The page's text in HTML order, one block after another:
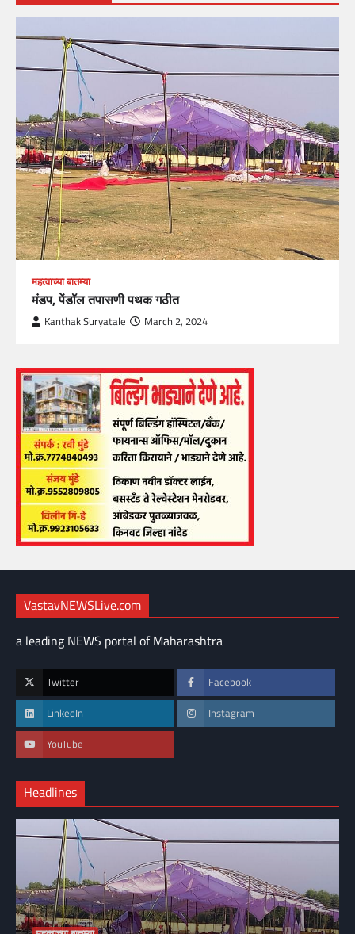
महत्वाच्या बातम्या
मंडप, पेंडॉल तपासणी पथक गठीत
Kanthak Suryatale March 2, 2024
VastavNEWSLive.com
a leading NEWS portal of Maharashtra
Twitter Facebook
LinkedIn Instagram
YouTube
Headlines